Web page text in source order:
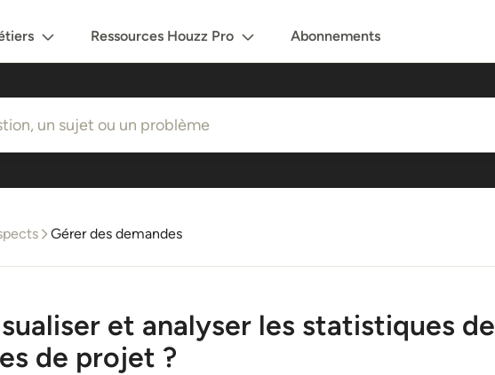
Ressources Houzz Pro Abonnements
Gérer des demandes
et analyser les statistiques de
de projet ?